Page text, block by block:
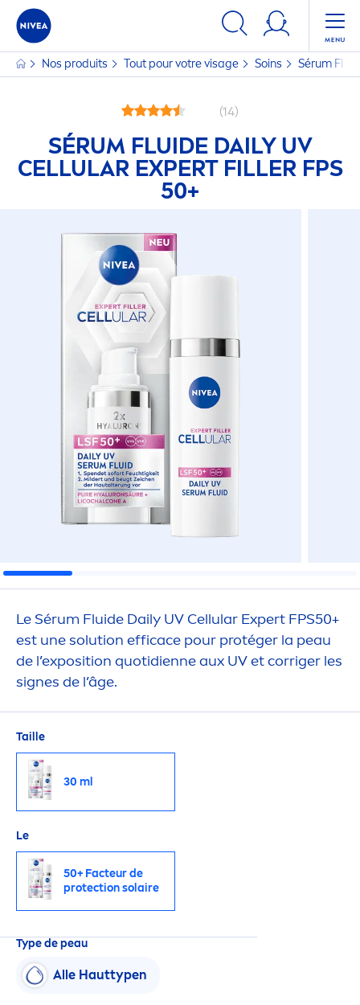
Nos produits Tout pour votre visage Soins Sérum
(14)
SÉRUM FLUIDE DAILY UV
CELLULAREXPERT FILLERFPS
50+
Le Sérum Fluide Daily UV Cellular Expert FPS50+
est une solution efficace pour protéger la peau
de l’exposition quotidienne aux UV et corriger les
signes de l’âge.
Taille
30 ml
Le
50+ Facteur de
protection solaire
Type de peau
Alle Hauttypen